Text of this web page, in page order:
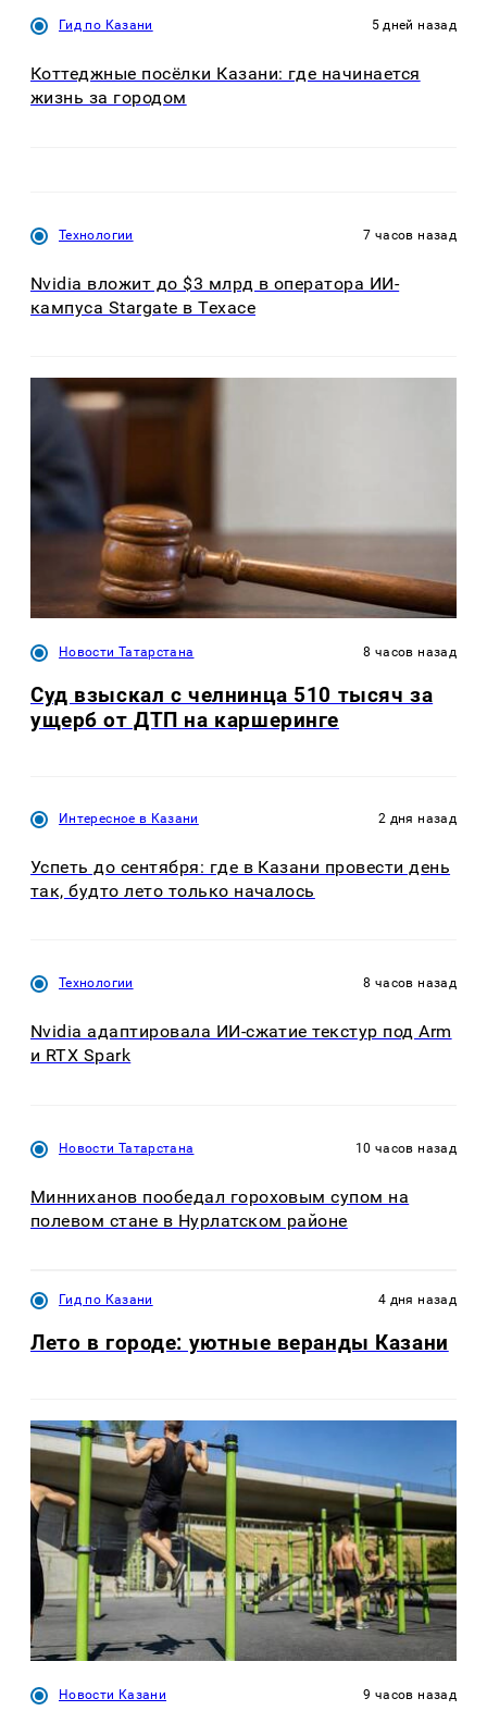
Гид по Казани 5 дней назад
Коттеджные посёлки Казани: где начинается
жизнь за городом
Технологии 7 часов назад
Nvidia вложит до $3 млрд в оператора ИИ-
кампуса Stargate в Техасе
Новости Татарстана 8 часов назад
Суд взыскал с челнинца 510 тысяч за
ущерб от ДТП на каршеринге
Интересное в Казани 2 дня назад
Успеть до сентября: где в Казани провести день
так, будто лето только началось
Технологии 8 часов назад
Nvidia адаптировала ИИ-сжатие текстур под Arm
и RTX Spark
Новости Татарстана 10 часов назад
Минниханов пообедал гороховым супом на
полевом стане в Нурлатском районе
Гид по Казани 4 дня назад
Лето в городе: уютные веранды Казани
Новости Казани 9 часов назад